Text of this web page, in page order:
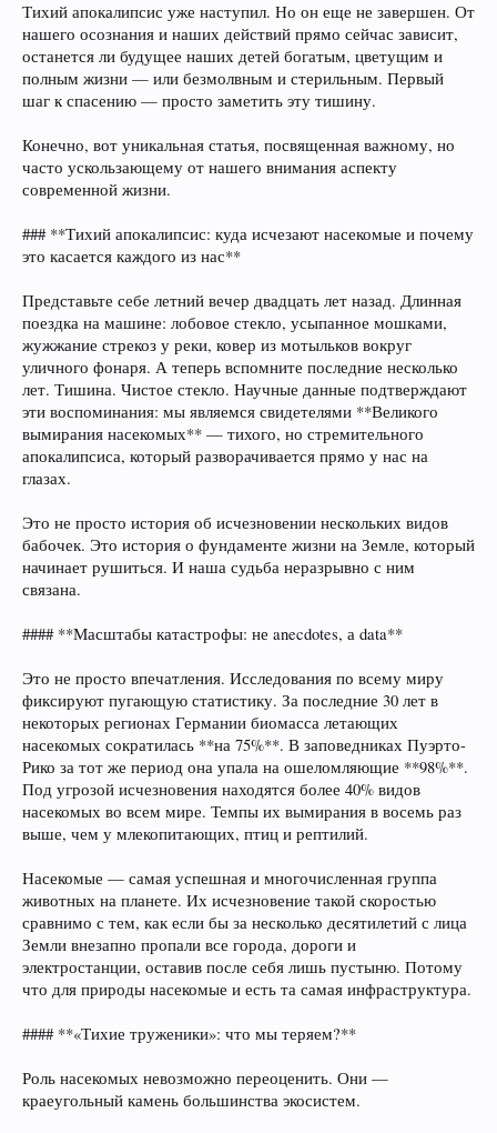
Тихий апокалипсис уже наступил. Но он еще не завершен. От
нашего осознания и наших действий прямо сейчас зависит,
останется ли будущее наших детей богатым, цветущим и
полным жизни — или безмолвным и стерильным. Первый
шаг к спасению — просто заметить эту тишину.
Конечно, вот уникальная статья, посвященная важному, но
часто ускользающему от нашего внимания аспекту
современной жизни.
### **Тихий апокалипсис: куда исчезают насекомые и почему
это касается каждого из нас**
Представьте себе летний вечер двадцать лет назад. Длинная
поездка на машине: лобовое стекло, усыпанное мошками,
жужжание стрекоз у реки, ковер из мотыльков вокруг
уличного фонаря. А теперь вспомните последние несколько
лет. Тишина. Чистое стекло. Научные данные подтверждают
эти воспоминания: мы являемся свидетелями **Великого
вымирания насекомых** — тихого, но стремительного
апокалипсиса, который разворачивается прямо у нас на
глазах.
Это не просто история об исчезновении нескольких видов
бабочек. Это история о фундаменте жизни на Земле, который
начинает рушиться. И наша судьба неразрывно с ним
связана.
#### **Масштабы катастрофы: не anecdotes, а data**
Это не просто впечатления. Исследования по всему миру
фиксируют пугающую статистику. За последние 30 лет в
некоторых регионах Германии биомасса летающих
насекомых сократилась **на 75%**. В заповедниках Пуэрто-
Рико за тот же период она упала на ошеломляющие **98%**.
Под угрозой исчезновения находятся более 40% видов
насекомых во всем мире. Темпы их вымирания в восемь раз
выше, чем у млекопитающих, птиц и рептилий.
Насекомые — самая успешная и многочисленная группа
животных на планете. Их исчезновение такой скоростью
сравнимо с тем, как если бы за несколько десятилетий с лица
Земли внезапно пропали все города, дороги и
электростанции, оставив после себя лишь пустыню. Потому
что для природы насекомые и есть та самая инфраструктура.
#### **«Тихие труженики»: что мы теряем?**
Роль насекомых невозможно переоценить. Они —
краеугольный камень большинства экосистем.